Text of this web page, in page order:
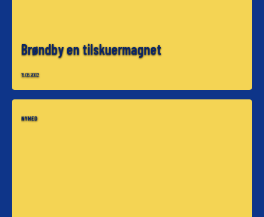
Brøndby en tilskuermagnet
16.05.2002
NYHED